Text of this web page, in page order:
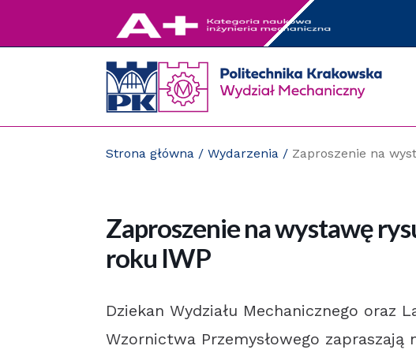
Strona główna /Wydarzenia / Zaproszenie na
Zaproszenie na wystawę
roku IWP
Dziekan Wydziału Mechanicznego oraz
Wzornictwa Przemysłowego